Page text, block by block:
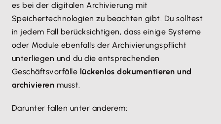
es bei der digitalen Archivierung mit
Speichertechnologien zu beachten gibt. Du solltest
in jedem Fall berücksichtigen, dass einige Systeme
oder Module ebenfalls der Archivierungspflicht
unterliegen und du die entsprechenden
Geschäftsvorfälle lückenlos dokumentieren und
archivieren musst.
Darunter fallen unter anderem: